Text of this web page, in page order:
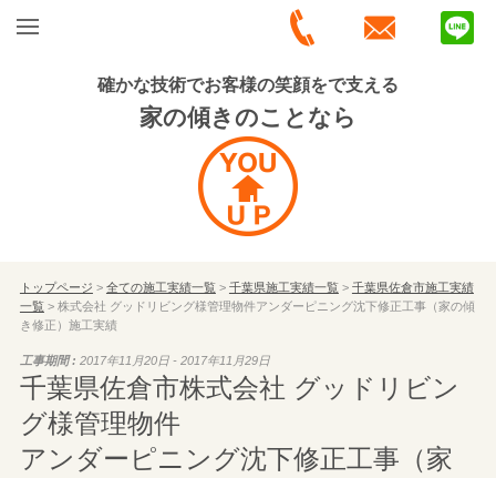
確かな技術でお客様の笑顔をで支える
家の傾きのことなら
トップページ > 全ての施工実績一覧> 千葉県施工実績一覧> 千葉県佐倉市施工実績
一覧> 株式会社 グッドリビング様管理物件アンダーピニング沈下修正工事（家の傾
き修正）施工実績
工事期間 : 2017年11月20日 - 2017年11月29日
千葉県佐倉市株式会社 グッドリビン
グ様管理物件
アンダーピニング沈下修正工事（家